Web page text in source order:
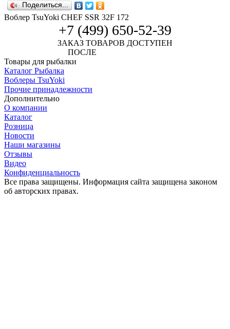
Поделиться...
Воблер TsuYoki CHEF SSR 32F 172
+7 (499) 650-52-39
ЗАКАЗ ТОВАРОВ ДОСТУПЕН
ПОСЛЕ
Товары для рыбалки
Каталог Рыбалка
Воблеры TsuYoki
Прочие принадлежности
Дополнительно
О компании
Каталог
Розница
Новости
Наши магазины
Отзывы
Видео
Конфиденциальность
Все права защищены. Информация сайта защищена законом
об авторских правах.